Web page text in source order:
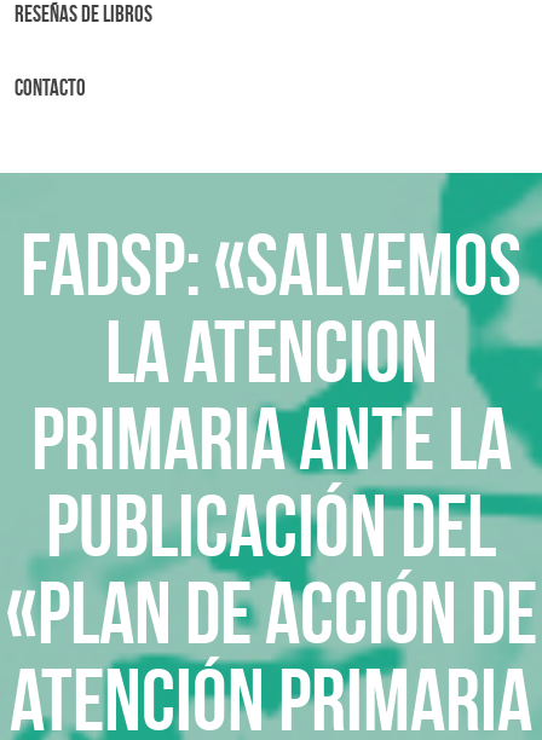
Reseñas de libros
Contacto
FADSP: «SALVEMOS
LA ATENCION
PRIMARIA ANTE LA
PUBLICACIÓN DEL
«Plan de Acción de
Atención Primaria